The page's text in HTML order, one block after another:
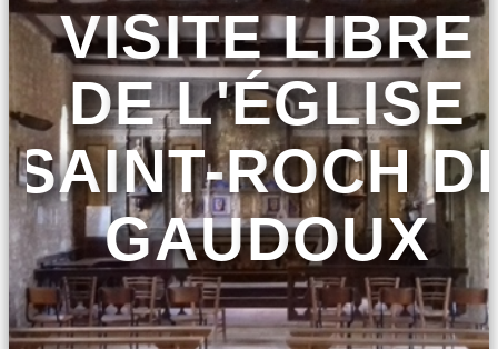
VISITE LIBRE
DE L'ÉGLISE
SAINT-ROCH
GAUDOUX